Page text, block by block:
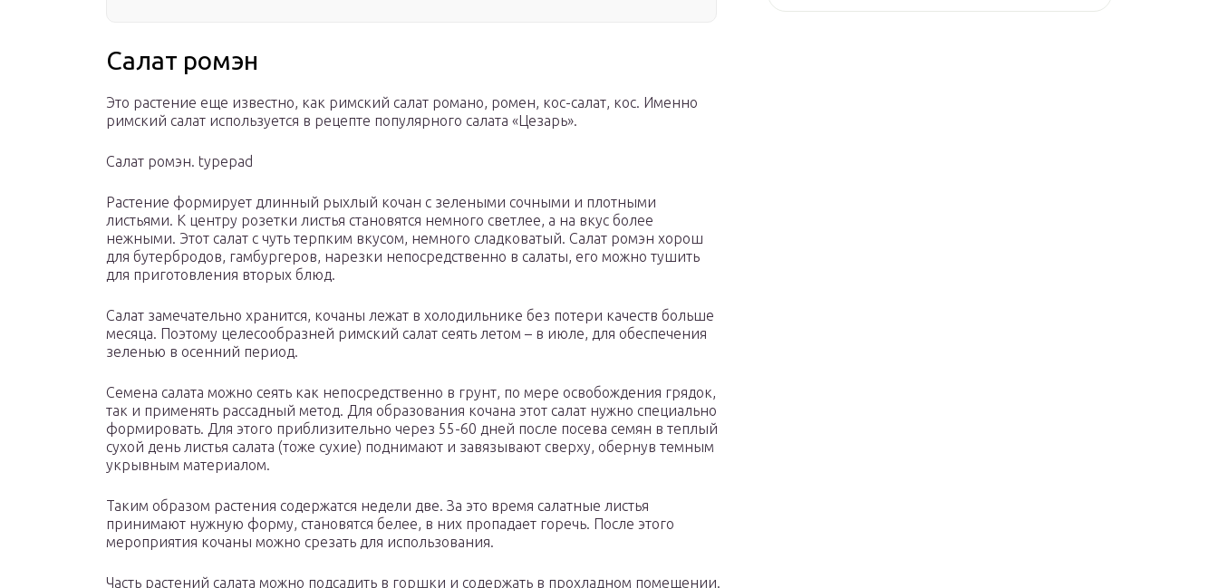
Салат ромэн
Это растение еще известно, как римский салат романо, ромен, кос-салат, кос. Именно
римский салат используется в рецепте популярного салата «Цезарь».
Салат ромэн. typepad
Растение формирует длинный рыхлый кочан с зелеными сочными и плотными
листьями. К центру розетки листья становятся немного светлее, а на вкус более
нежными. Этот салат с чуть терпким вкусом, немного сладковатый. Салат ромэн хорош
для бутербродов, гамбургеров, нарезки непосредственно в салаты, его можно тушить
для приготовления вторых блюд.
Салат замечательно хранится, кочаны лежат в холодильнике без потери качеств больше
месяца. Поэтому целесообразней римский салат сеять летом – в июле, для обеспечения
зеленью в осенний период.
Семена салата можно сеять как непосредственно в грунт, по мере освобождения грядок,
так и применять рассадный метод. Для образования кочана этот салат нужно специально
формировать. Для этого приблизительно через 55-60 дней после посева семян в теплый
сухой день листья салата (тоже сухие) поднимают и завязывают сверху, обернув темным
укрывным материалом.
Таким образом растения содержатся недели две. За это время салатные листья
принимают нужную форму, становятся белее, в них пропадает горечь. После этого
мероприятия кочаны можно срезать для использования.
Часть растений салата можно подсадить в горшки и содержать в прохладном помещении.